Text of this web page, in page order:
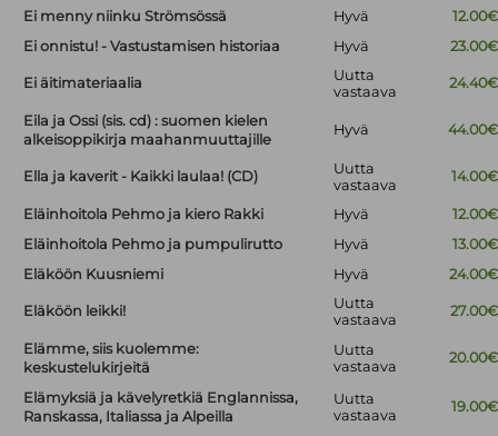
Ei menny niinku Strömsössä Hyvä
12.00€
Ei onnistu! - Vastustamisen historiaa
Hyvä 23.00€
Ei äitimateriaalia
Uutta
vastaava
24.40€
Eila ja Ossi (sis. cd) : suomen kielen
alkeisoppikirja maahanmuuttajille
Hyvä 44.00€
Ella ja kaverit - Kaikki laulaa! (CD)
Uutta
vastaava
14.00€
Eläinhoitola Pehmo ja kiero Rakki Hyvä
12.00€
Eläinhoitola Pehmo ja pumpulirutto
Hyvä
13.00€
Eläköön Kuusniemi
Hyvä 24.00€
Eläköön leikki!
Uutta
vastaava
27.00€
Elämme, siis kuolemme:
keskustelukirjeitä
Uutta
vastaava
20.00€
Elämyksiä ja kävelyretkiä Englannissa,
Ranskassa, Italiassa ja Alpeilla
Uutta
vastaava
19.00€